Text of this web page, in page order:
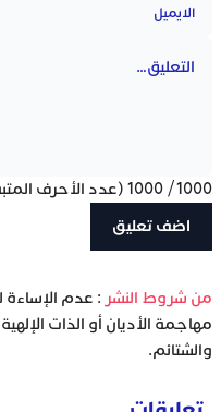
1000
/
1000 (عدد الأحرف
‫من شروط النشر : عدم الإساءة
مهاجمة الأديان أو الذات
والشتائم.